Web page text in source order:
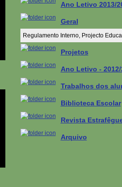
Ano Letivo 2013/
Geral
Regulamento Interno, Projecto
Projetos
Ano Letivo - 2012/
Trabalhos dos
Biblioteca Escolar
Revista
Arquivo